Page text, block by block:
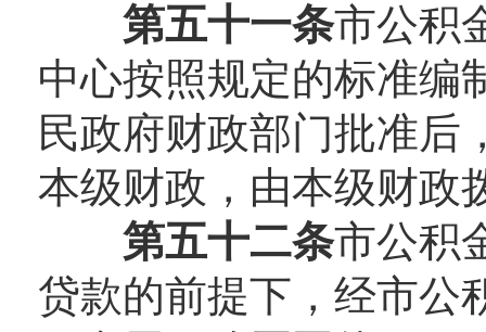
第五十一条市公积
中心按照规定的标准编
民政府财政部门批准后
本级财政，由本级财政
第五十二条市公积
贷款的前提下，经市公